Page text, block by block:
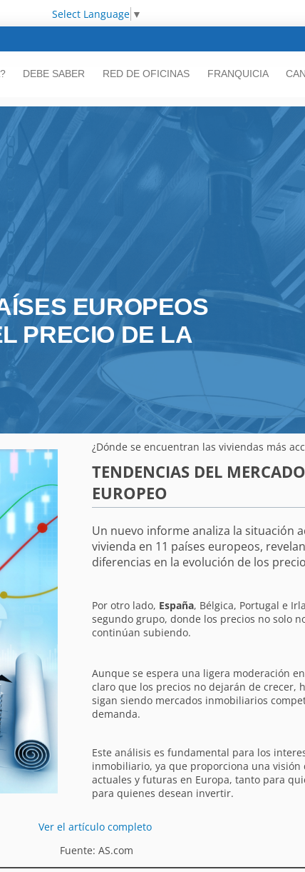
Select Language ▼
DEBE SABER RED DE OFICINAS FRANQUICIA
EUROPEOS
PRECIO DE LA
¿Dónde se encuentran las viviendas más
TENDENCIAS DEL
EUROPEO
Un nuevo informe analiza la situación
vivienda en 11 países europeos,
diferencias en la evolución de los
Por otro lado, España, Bélgica, Portugal e
segundo grupo, donde los precios no solo
continúan subiendo.
Aunque se espera una ligera moderación
claro que los precios no dejarán de crecer,
sigan siendo mercados inmobiliarios
demanda.
Este análisis es fundamental para los
inmobiliario, ya que proporciona una visión
actuales y futuras en Europa, tanto para
para quienes desean invertir.
Ver el artículo completo
Fuente: AS.com